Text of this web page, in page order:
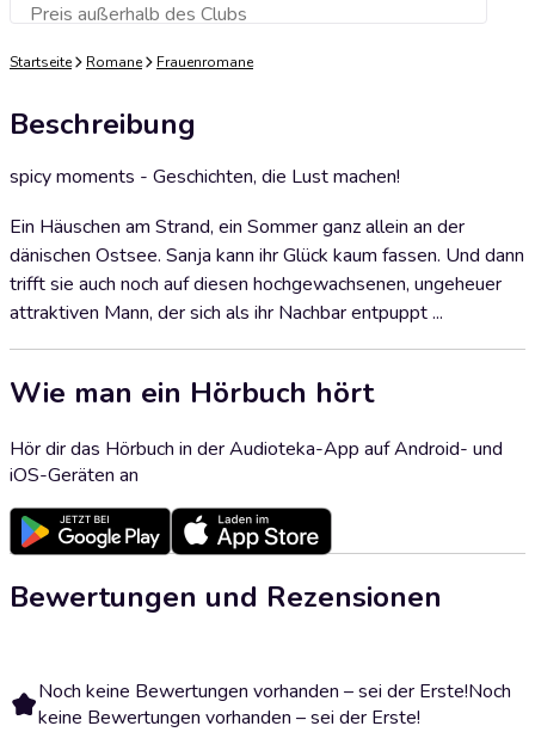
Preis außerhalb des ClubsZum Warenkorb hinzufügen
Startseite Romane Frauenromane
Beschreibung
spicy moments - Geschichten, die Lust machen!
Ein Häuschen am Strand, ein Sommer ganz allein an der
dänischen Ostsee. Sanja kann ihr Glück kaum fassen. Und dann
trifft sie auch noch auf diesen hochgewachsenen, ungeheuer
attraktiven Mann, der sich als ihr Nachbar entpuppt ...
Wie man ein Hörbuch hört
Hör dir das Hörbuch in der Audioteka-App auf Android- und
iOS-Geräten an
Bewertungen und Rezensionen
Noch keine Bewertungen vorhanden – sei der Erste!Noch
keine Bewertungen vorhanden – sei der Erste!